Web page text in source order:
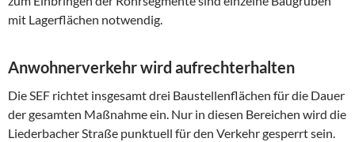
mit Lagerflächen notwendig.
Anwohnerverkehr wird aufrechterhalten
Die SEF richtet insgesamt drei Baustellenflächen für die Dauer
der gesamten Maßnahme ein. Nur in diesen Bereichen wird die
Liederbacher Straße punktuell für den Verkehr gesperrt sein.